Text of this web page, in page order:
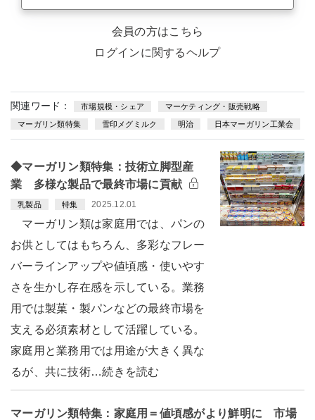
会員の方はこちら
ログインに関するヘルプ
関連ワード： 市場規模・シェア マーケティング・販売戦略
マーガリン類特集 雪印メグミルク 明治 日本マーガリン工業会
◆マーガリン類特集：技術立脚型産
業 多様な製品で最終市場に貢献
乳製品 特集 2025.12.01
マーガリン類は家庭用では、パンの
お供としてはもちろん、多彩なフレー
バーラインアップや値頃感・使いやす
さを生かし存在感を示している。業務
用では製菓・製パンなどの最終市場を
支える必須素材として活躍している。
家庭用と業務用では用途が大きく異な
るが、共に技術…続きを読む
マーガリン類特集：家庭用＝値頃感がより鮮明に 市場